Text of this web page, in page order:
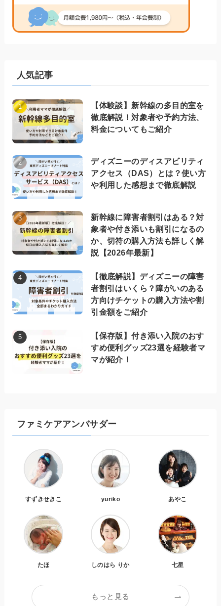
人気記事
【体験談】新幹線の多目的室を
徹底解説！対象者や予約方法、
料金についてもご紹介
ディズニーのディスアビリティ
アクセス（DAS）とは？使い方
や利用した感想まで徹底解説
新幹線に障害者割引はある？対
象者や付き添いも割引になるの
か、切符の購入方法も詳しく解
説【2026年最新】
【徹底解説】ディズニーの障害
者割引はいくら？障がいのある
方向けチケットの購入方法や割
引金額をご紹介
【保存版】付き添い入院のおす
すめ便利グッズ23選を経験者マ
マが紹介！
ファミケアアンバサダー
すずきせきこ yuriko あやこ
たほ しのはら りか 七星
もっと見る